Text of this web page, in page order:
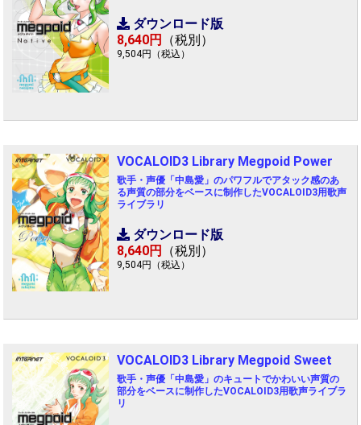
ダウンロード版
8,640円
（税別）
9,504円（税込）
VOCALOID3 Library Megpoid Power
歌手・声優「中島愛」のパワフルでアタック感のあ
る声質の部分をベースに制作したVOCALOID3用歌声
ライブラリ
ダウンロード版
8,640円
（税別）
9,504円（税込）
VOCALOID3 Library Megpoid Sweet
歌手・声優「中島愛」のキュートでかわいい声質の
部分をベースに制作したVOCALOID3用歌声ライブラ
リ